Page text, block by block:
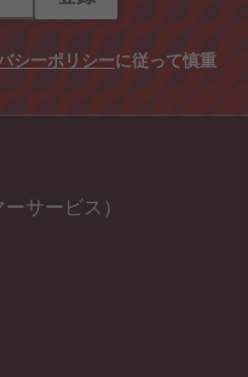
シーポリシーに従って慎重
サービス）